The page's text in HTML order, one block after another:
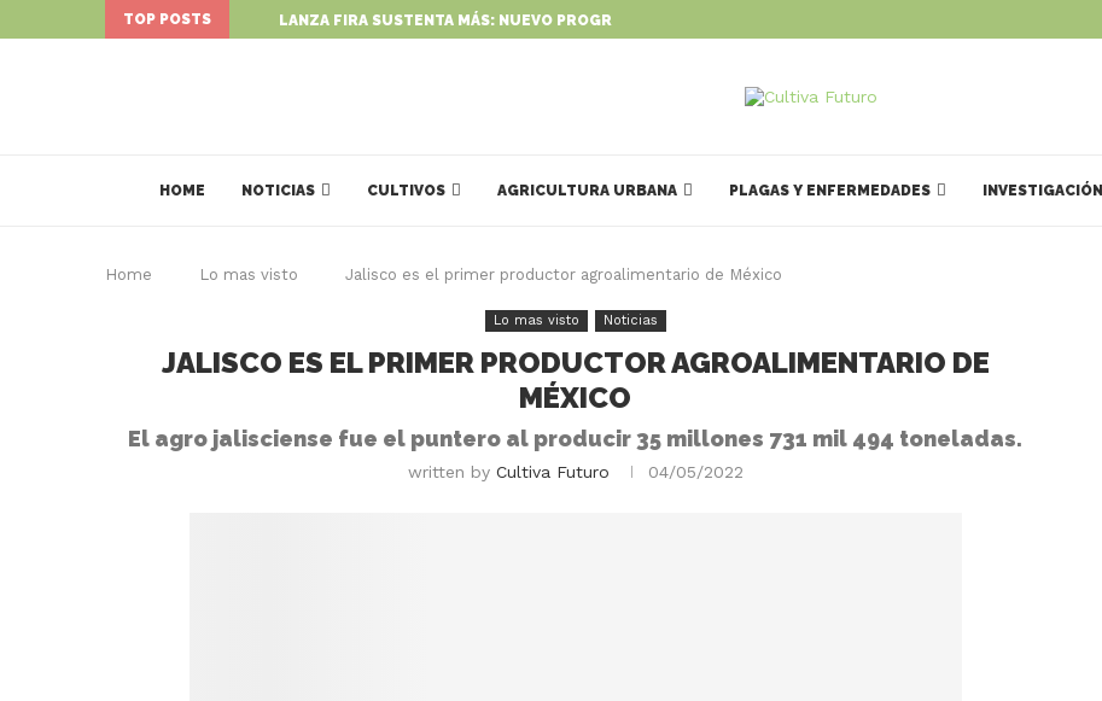
TOP POSTS LANZA FIRA SUSTENTA MÁS: NUEVO PROGRAMA PARA IMPULSAR...
HOME NOTICIAS CULTIVOS AGRICULTURA URBANA PLAGAS Y ENFERMEDADES INVESTIGACIÓN
Home Lo mas visto Jalisco es el primer productor agroalimentario de México
Lo mas visto Noticias
JALISCO ES EL PRIMER PRODUCTOR AGROALIMENTARIO DE
MÉXICO
El agro jalisciense fue el puntero al producir 35 millones 731 mil 494 toneladas.
written by Cultiva Futuro 04/05/2022